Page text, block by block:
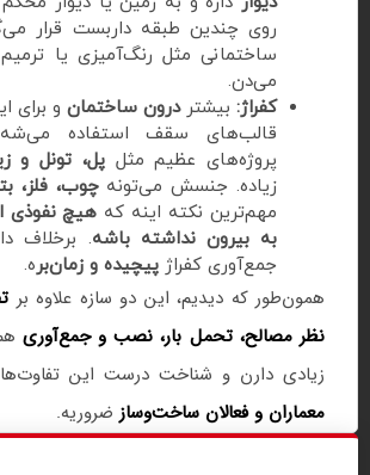
روی چندین طبقه داربست قرار
ساختمانی مثل رنگ‌آمیزی یا ترمیم
می‌دن.
کفراژ: بیشتردرون ساختمان و برای
قالب‌های سقف استفاده
پروژه‌های عظیم مثلپل، تونل و
زیاده. جنسش می‌تونهچوب، فلز،
مهم‌ترین نکته اینه که هیچ نفوذی
به بیرون نداشته باشه. برخلاف
جمع‌آوری کفراژ پیچیده و زمان‌بره.
همون‌طور که دیدیم، این دو سازه علاوه بر
نظر مصالح، تحمل بار، نصب و جمع‌آوری
زیادی دارن و شناخت درست این
معماران و فعالان ساخت‌وسازضروریه.